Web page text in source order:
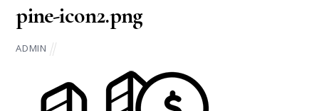
pine-icon2.png
ADMIN